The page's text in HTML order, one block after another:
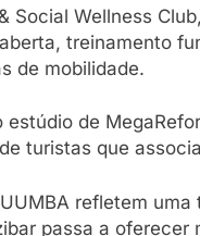
Social Wellness
treinamento
de mobilidade.
de
turistas que
refletem
passa a